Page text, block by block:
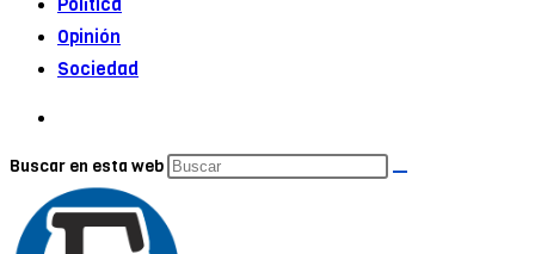
Política
Opinión
Sociedad
Buscar en esta web